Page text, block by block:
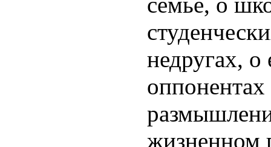
недругах,
оппонентах
жизненном